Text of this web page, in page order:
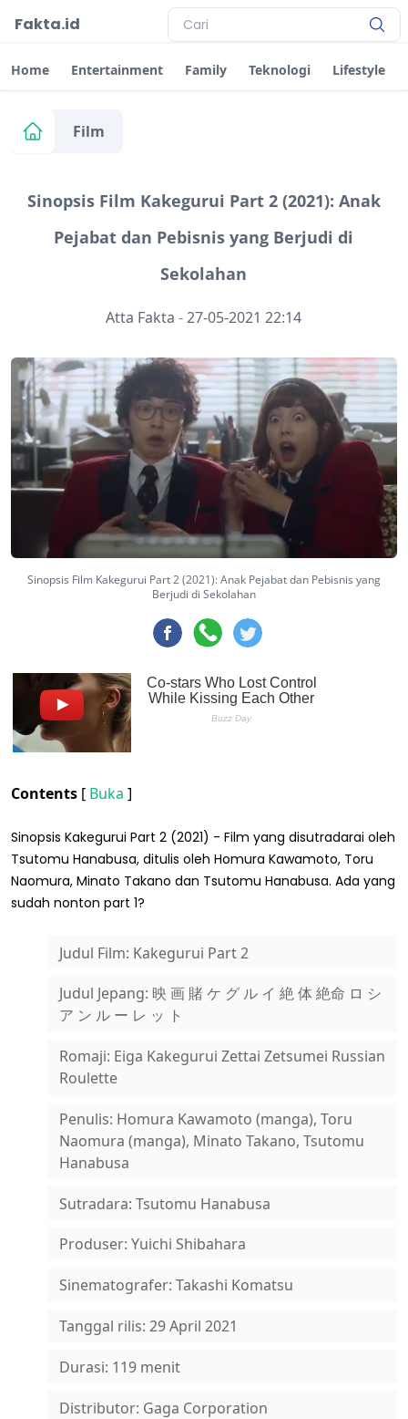
Fakta.id
Home Entertainment Family Teknologi Lifestyle
Film
Sinopsis Film Kakegurui Part 2 (2021): Anak
Pejabat dan Pebisnis yang Berjudi di
Sekolahan
Atta Fakta -27-05-2021 22:14
Sinopsis Film Kakegurui Part 2 (2021): Anak Pejabat dan Pebisnis yang
Berjudi di Sekolahan
Contents [ Buka ]
Sinopsis Kakegurui Part 2 (2021) - Film yang disutradarai oleh
Tsutomu Hanabusa, ditulis oleh Homura Kawamoto, Toru
Naomura, Minato Takano dan Tsutomu Hanabusa. Ada yang
sudah nonton part 1?
Judul Film: Kakegurui Part 2
Judul Jepang: 映 画 賭 ケ グ ル イ 絶 体 絶命 ロ シ
ア ン ル ー レ ッ ト
Romaji: Eiga Kakegurui Zettai Zetsumei Russian
Roulette
Penulis: Homura Kawamoto (manga), Toru
Naomura (manga), Minato Takano, Tsutomu
Hanabusa
Sutradara: Tsutomu Hanabusa
Produser: Yuichi Shibahara
Sinematografer: Takashi Komatsu
Tanggal rilis: 29 April 2021
Durasi: 119 menit
Distributor: Gaga Corporation